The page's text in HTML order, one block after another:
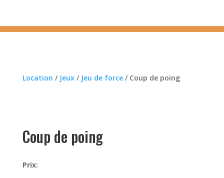
Location / Jeux/ Jeu de force/ Coup de poing
Coup de poing
Prix: